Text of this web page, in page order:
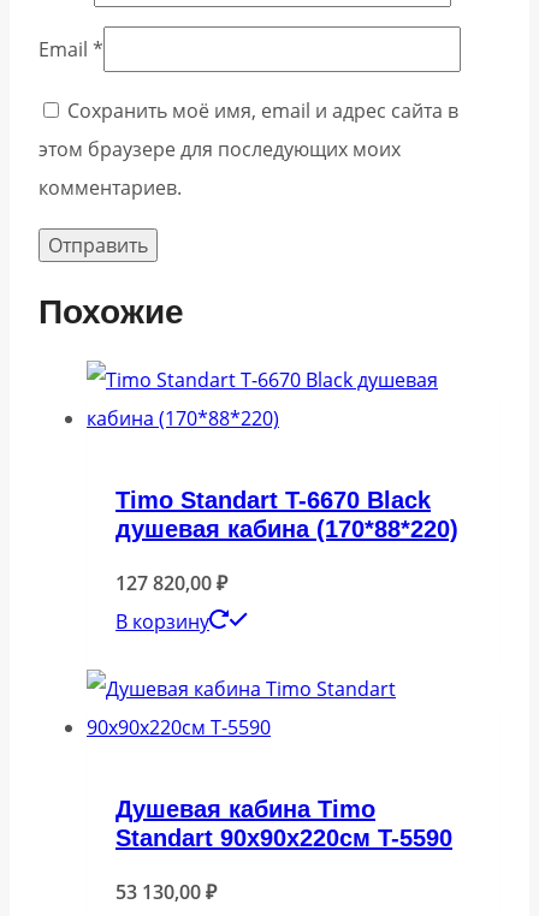
Email *
Сохранить моё имя, email и адрес сайта в
этом браузере для последующих моих
комментариев.
Похожие
Timo Standart T-6670 Black
душевая кабина (170*88*220)
127 820,00₽
В корзину
Душевая кабина Timo
Standart 90x90x220см T-5590
53 130,00₽